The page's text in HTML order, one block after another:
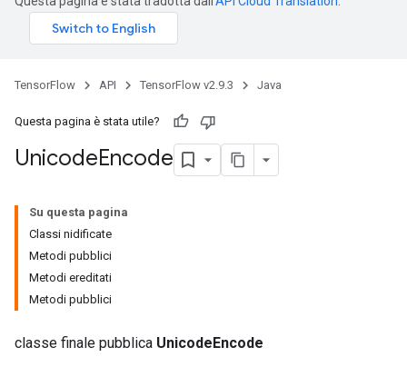
TensorFlow API TensorFlow v2.9.3 Java
Questa pagina è stata utile?
UnicodeEncode
Su questa pagina
Classi nidificate
Metodi pubblici
Metodi ereditati
Metodi pubblici
classe finale pubblica UnicodeEncode